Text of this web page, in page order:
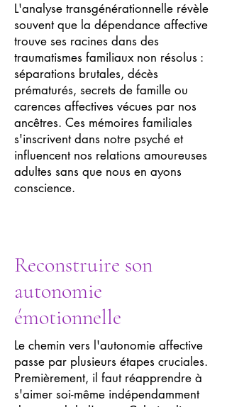
L'analyse transgénérationnelle révèle
souvent que la dépendance affective
trouve ses racines dans des
traumatismes familiaux non résolus :
séparations brutales, décès
prématurés, secrets de famille ou
carences affectives vécues par nos
ancêtres. Ces mémoires familiales
s'inscrivent dans notre psyché et
influencent nos relations amoureuses
adultes sans que nous en ayons
conscience.
Reconstruire son
autonomie
émotionnelle
Le chemin vers l'autonomie affective
passe par plusieurs étapes cruciales.
Premièrement, il faut réapprendre à
s'aimer soi-même indépendamment